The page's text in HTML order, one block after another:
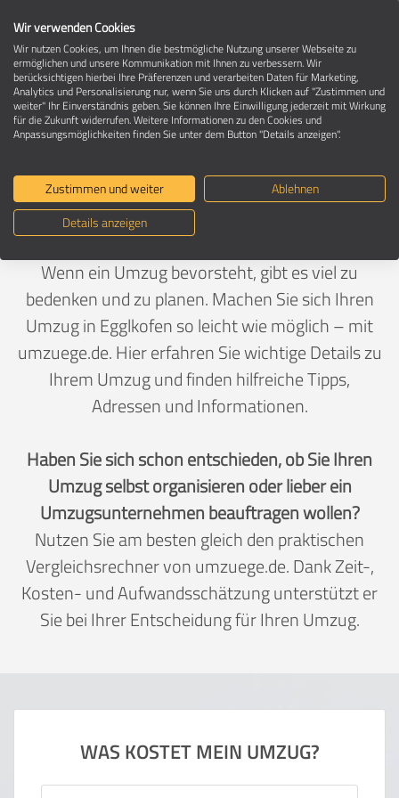
Umzug in 84546 Egglkofen
Ein Umzug ist Vertrauenssache
Deutschland>Bayern>Mühldorf a. Inn, Landkreis>
Egglkofen
Wenn ein Umzug bevorsteht, gibt es viel zu
bedenken und zu planen. Machen Sie sich Ihren
Umzug in Egglkofen so leicht wie möglich – mit
umzuege.de. Hier erfahren Sie wichtige Details zu
Ihrem Umzug und finden hilfreiche Tipps,
Adressen und Informationen.
Haben Sie sich schon entschieden, ob Sie Ihren
Umzug selbst organisieren oder lieber ein
Umzugsunternehmen beauftragen wollen?
Nutzen Sie am besten gleich den praktischen
Vergleichsrechner von umzuege.de. Dank Zeit-,
Kosten- und Aufwandsschätzung unterstützt er
Sie bei Ihrer Entscheidung für Ihren Umzug.
WAS KOSTET MEIN UMZUG?
Wir verwenden Cookies
Wir nutzen Cookies, um Ihnen die bestmögliche Nutzung unserer Webseite zu
ermöglichen und unsere Kommunikation mit Ihnen zu verbessern. Wir
berücksichtigen hierbei Ihre Präferenzen und verarbeiten Daten für Marketing,
Analytics und Personalisierung nur, wenn Sie uns durch Klicken auf "Zustimmen und
weiter" Ihr Einverständnis geben. Sie können Ihre Einwilligung jederzeit mit Wirkung
für die Zukunft widerrufen. Weitere Informationen zu den Cookies und
Anpassungsmöglichkeiten finden Sie unter dem Button "Details anzeigen".
Zustimmen und weiter
Ablehnen
Details anzeigen